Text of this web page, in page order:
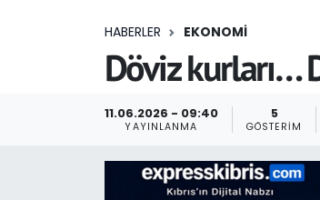
HABERLER EKONOMI
Döviz kurları…
11.06.2026 - 09:40
YAYINLANMA
5
GÖSTERIM